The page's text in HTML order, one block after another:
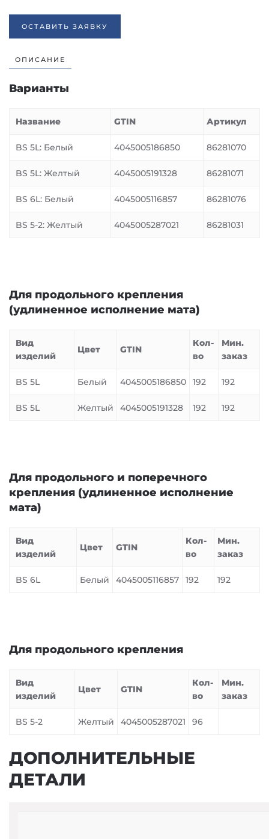
ОСТАВИТЬ ЗАЯВКУ
ОПИСАНИЕ
Варианты
Название GTIN Артикул
BS 5L: Белый 4045005186850 86281070
BS 5L: Желтый 4045005191328 86281071
BS 6L: Белый 4045005116857 86281076
BS 5-2: Желтый 4045005287021 86281031
Для продольного крепления
(удлиненное исполнение мата)
Вид
изделий
Цвет GTIN
Кол-
во
Мин.
заказ
BS 5L Белый 4045005186850 192 192
BS 5L Желтый 4045005191328 192 192
Для продольного и поперечного
крепления (удлиненное исполнение
мата)
Вид
изделий
Цвет GTIN
Кол-
во
Мин.
заказ
BS 6L Белый 4045005116857 192 192
Для продольного крепления
Вид
изделий
Цвет GTIN
Кол-
во
Мин.
заказ
BS 5-2 Желтый 4045005287021 96
ДОПОЛНИТЕЛЬНЫЕ
ДЕТАЛИ